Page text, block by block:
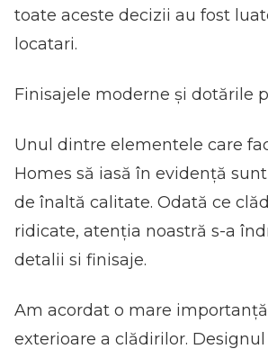
toate aceste decizii au fost
locatari.
Finisajele moderne și dotările
Unul dintre elementele care
Homes să iasă în evidență
de înaltă calitate. Odată ce
ridicate, atenția noastră s-a
detalii si finisaje.
Am acordat o mare
exterioare a clădirilor.